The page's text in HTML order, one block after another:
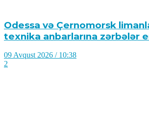
Odessa və Çernomorsk
texnika anbarlarına zərbələr
09 Avqust 2026 / 10:38
2